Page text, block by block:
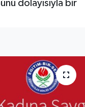
dolayısıyla bir